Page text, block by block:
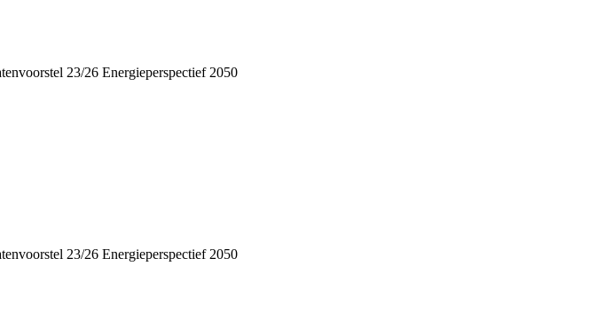
23/26 Energieperspectief 2050
23/26 Energieperspectief 2050